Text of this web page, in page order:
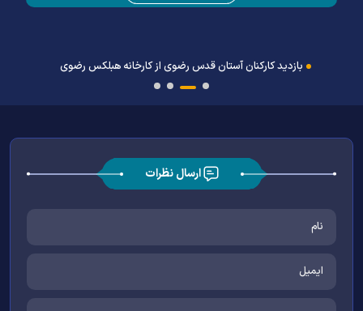
بازدید کارکنان آستان قدس رضوی از کارخانه هبلکس رضوی
ارسال نظرات